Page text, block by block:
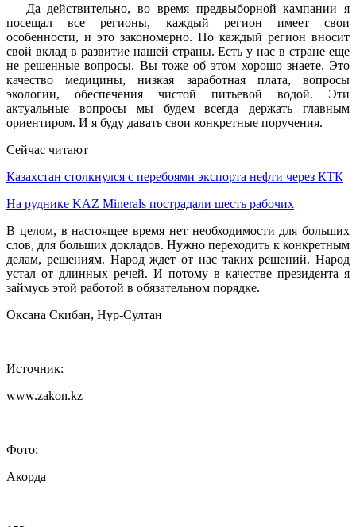
— Да действительно, во время предвыборной кампании я
посещал все регионы, каждый регион имеет свои
особенности, и это закономерно. Но каждый регион вносит
свой вклад в развитие нашей страны. Есть у нас в стране еще
не решенные вопросы. Вы тоже об этом хорошо знаете. Это
качество медицины, низкая заработная плата, вопросы
экологии, обеспечения чистой питьевой водой. Эти
актуальные вопросы мы будем всегда держать главным
ориентиром. И я буду давать свои конкретные поручения.
Сейчас читают
Казахстан столкнулся с перебоями экспорта нефти через КТК
На руднике KAZ Minerals пострадали шесть рабочих
В целом, в настоящее время нет необходимости для больших
слов, для больших докладов. Нужно переходить к конкретным
делам, решениям. Народ ждет от нас таких решений. Народ
устал от длинных речей. И потому в качестве президента я
займусь этой работой в обязательном порядке.
Оксана Скибан, Нур-Султан
Источник:
www.zakon.kz
Фото:
Акорда